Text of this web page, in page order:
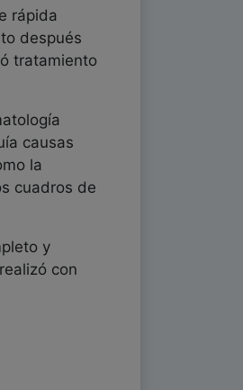
rápida
después
tratamiento
causas
la
cuadros de
y
con